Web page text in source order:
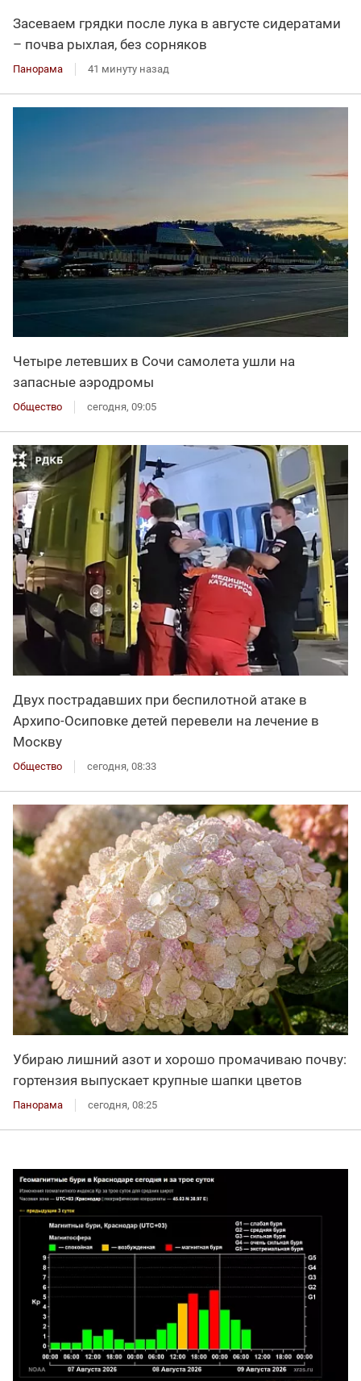
Засеваем грядки после лука в августе сидератами
– почва рыхлая, без сорняков
Панорама 41 минуту назад
Четыре летевших в Сочи самолета ушли на
запасные аэродромы
Общество сегодня, 09:05
Двух пострадавших при беспилотной атаке в
Архипо-Осиповке детей перевели на лечение в
Москву
Общество сегодня, 08:33
Убираю лишний азот и хорошо промачиваю почву:
гортензия выпускает крупные шапки цветов
Панорама сегодня, 08:25